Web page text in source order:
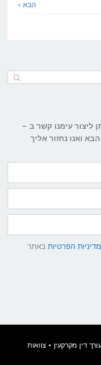
הבא »
ליצור עימנו קשר ב –
הבא ואנו נחזור אליך
מדיניות הפרטיות באתר
דין מקרקעין • צוואות